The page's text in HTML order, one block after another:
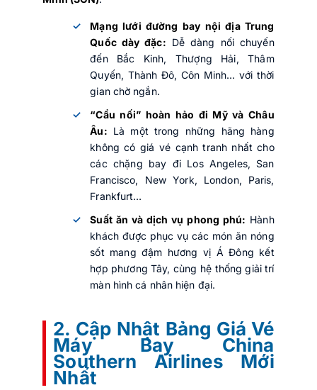
Mạng lưới đường bay nội địa Trung
Quốc dày đặc: Dễ dàng nối chuyến
đến Bắc Kinh, Thượng Hải, Thâm
Quyến, Thành Đô, Côn Minh… với thời
gian chờ ngắn.
“Cầu nối” hoàn hảo đi Mỹ và Châu
Âu: Là một trong những hãng hàng
không có giá vé cạnh tranh nhất cho
các chặng bay đi Los Angeles, San
Francisco, New York, London, Paris,
Frankfurt…
Suất ăn và dịch vụ phong phú: Hành
khách được phục vụ các món ăn nóng
sốt mang đậm hương vị Á Đông kết
hợp phương Tây, cùng hệ thống giải trí
màn hình cá nhân hiện đại.
2. Cập Nhật Bảng Giá Vé
Máy Bay China
Southern Airlines Mới
Nhất